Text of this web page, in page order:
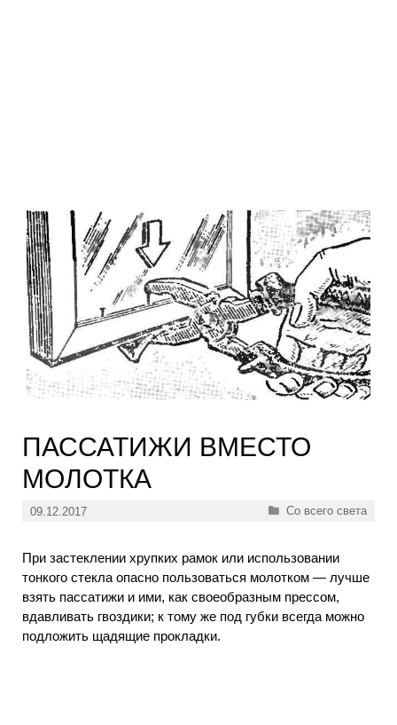
ПАССАТИЖИ ВМЕСТО
МОЛОТКА
09.12.2017 Рубрики
Со всего света
При застеклении хрупких рамок или использовании
тонкого стекла опасно пользоваться молотком — лучше
взять пассатижи и ими, как своеобразным прессом,
вдавливать гвоздики; к тому же под губки всегда можно
подложить щадящие прокладки.